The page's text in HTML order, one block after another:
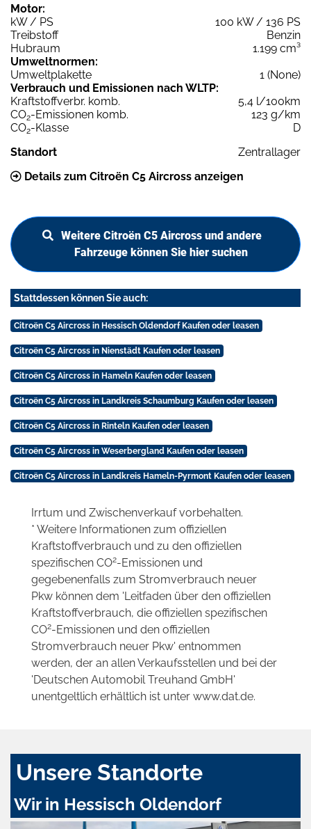
Motor:
kW / PS
100 kW / 136 PS
Treibstoff
Benzin
Hubraum
1.199 cm³
Umweltnormen:
Umweltplakette
1 (None)
Verbrauch und Emissionen nach WLTP:
Kraftstoffverbr. komb.
5,4 l/100km
CO2-Emissionen komb.
123 g/km
CO2-Klasse
D
Standort
Zentrallager
Details zum Citroën C5 Aircross anzeigen
Weitere Citroën C5 Aircross und andere
Fahrzeuge können Sie hier suchen
Stattdessen können Sie auch:
Citroën C5 Aircross in Hessisch Oldendorf Kaufen oder leasen
Citroën C5 Aircross in Nienstädt Kaufen oder leasen
Citroën C5 Aircross in Hameln Kaufen oder leasen
Citroën C5 Aircross in Landkreis Schaumburg Kaufen oder leasen
Citroën C5 Aircross in Rinteln Kaufen oder leasen
Citroën C5 Aircross in Weserbergland Kaufen oder leasen
Citroën C5 Aircross in Landkreis Hameln-Pyrmont Kaufen oder leasen
Irrtum und Zwischenverkauf vorbehalten.
* Weitere Informationen zum offiziellen
Kraftstoffverbrauch und zu den offiziellen
spezifischen CO2-Emissionen und
gegebenenfalls zum Stromverbrauch neuer
Pkw können dem 'Leitfaden über den offiziellen
Kraftstoffverbrauch, die offiziellen spezifischen
CO2-Emissionen und den offiziellen
Stromverbrauch neuer Pkw' entnommen
werden, der an allen Verkaufsstellen und bei der
'Deutschen Automobil Treuhand GmbH'
unentgeltlich erhältlich ist unter www.dat.de.
Unsere Standorte
Wir in Hessisch Oldendorf